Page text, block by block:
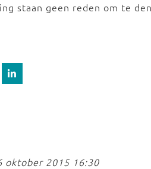
staan geen reden om te
oktober 2015 16:30